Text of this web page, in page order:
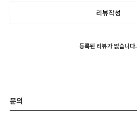
리뷰작성
등록된 리뷰가 없습니다.
문의